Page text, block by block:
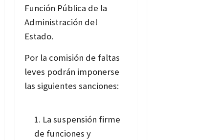
Función Pública de la
Administración del
Estado.
Por la comisión de faltas
leves podrán imponerse
las siguientes sanciones:
La suspensión firme
de funciones y